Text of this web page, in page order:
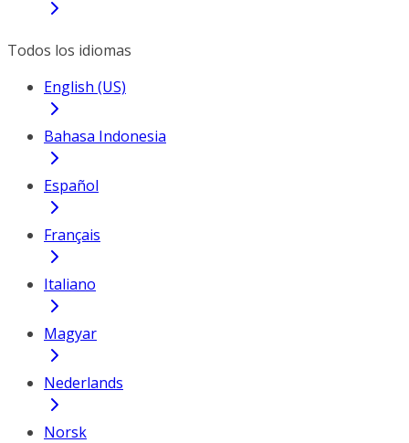
Todos los idiomas
English (US)
Bahasa Indonesia
Español
Français
Italiano
Magyar
Nederlands
Norsk